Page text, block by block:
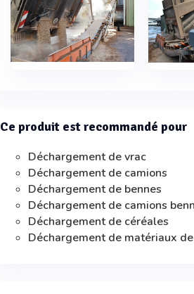
Ce produit est recommandé pour
Déchargement de vrac
Déchargement de camions
Déchargement de bennes
Déchargement de camions
Déchargement de céréales
Déchargement de matériaux